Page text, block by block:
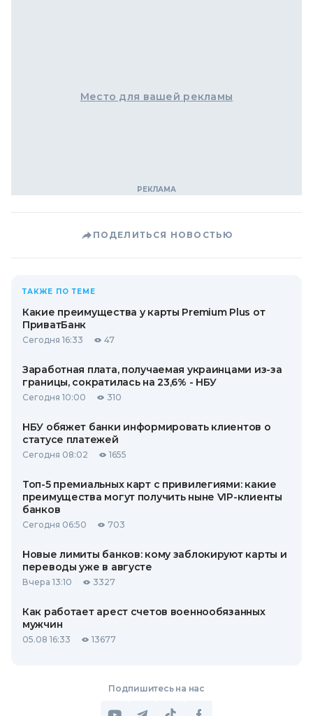
Место для вашей рекламы
ПОДЕЛИТЬСЯ НОВОСТЬЮ
ТАКЖЕ ПО ТЕМЕ
Какие преимущества у карты Premium Plus от
ПриватБанк
Сегодня 16:33 47
Заработная плата, получаемая украинцами из-за
границы, сократилась на 23,6% - НБУ
Сегодня 10:00 310
НБУ обяжет банки информировать клиентов о
статусе платежей
Сегодня 08:02 1655
Топ-5 премиальных карт с привилегиями: какие
преимущества могут получить ныне VIP-клиенты
банков
Сегодня 06:50 703
Новые лимиты банков: кому заблокируют карты и
переводы уже в августе
Вчера 13:10 3327
Как работает арест счетов военнообязанных
мужчин
05.08 16:33 13677
Подпишитесь на нас